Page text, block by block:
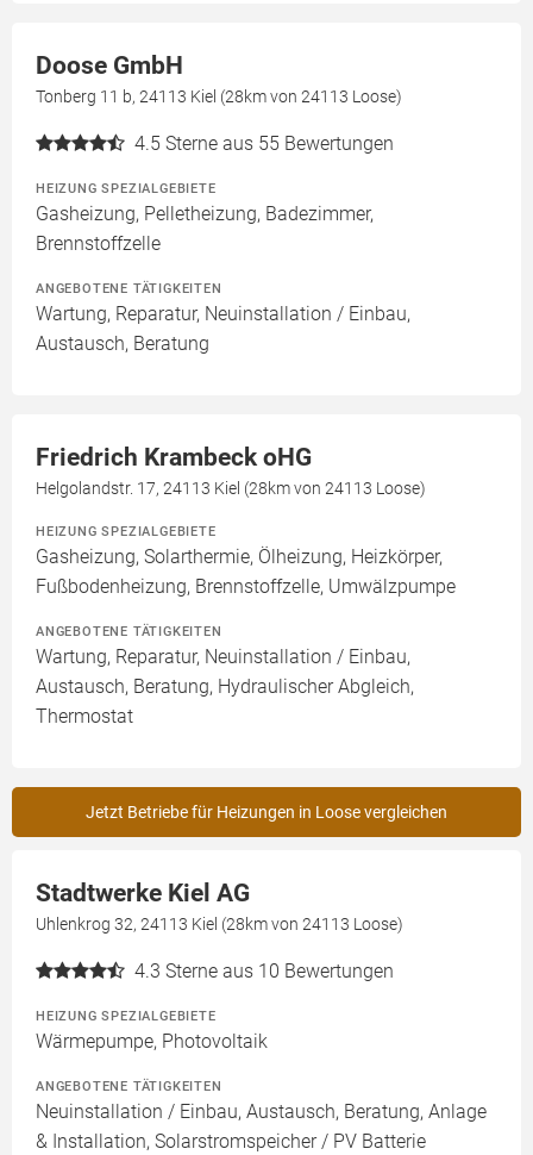
Doose GmbH
Tonberg 11 b, 24113 Kiel (28km von 24113 Loose)
4.5 Sterne aus 55 Bewertungen
HEIZUNG SPEZIALGEBIETE
Gasheizung, Pelletheizung, Badezimmer,
Brennstoffzelle
ANGEBOTENE TÄTIGKEITEN
Wartung, Reparatur, Neuinstallation / Einbau,
Austausch, Beratung
Friedrich Krambeck oHG
Helgolandstr. 17, 24113 Kiel (28km von 24113 Loose)
HEIZUNG SPEZIALGEBIETE
Gasheizung, Solarthermie, Ölheizung, Heizkörper,
Fußbodenheizung, Brennstoffzelle, Umwälzpumpe
ANGEBOTENE TÄTIGKEITEN
Wartung, Reparatur, Neuinstallation / Einbau,
Austausch, Beratung, Hydraulischer Abgleich,
Thermostat
Jetzt Betriebe für Heizungen in Loose vergleichen
Stadtwerke Kiel AG
Uhlenkrog 32, 24113 Kiel (28km von 24113 Loose)
4.3 Sterne aus 10 Bewertungen
HEIZUNG SPEZIALGEBIETE
Wärmepumpe, Photovoltaik
ANGEBOTENE TÄTIGKEITEN
Neuinstallation / Einbau, Austausch, Beratung, Anlage
& Installation, Solarstromspeicher / PV Batterie